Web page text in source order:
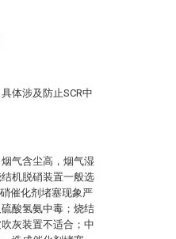
体涉及防止SCR中
气含尘高，烟气湿
机脱硝装置一般选
催化剂堵塞现象严
酸氢氨中毒；烧结
灰装置不适合；中